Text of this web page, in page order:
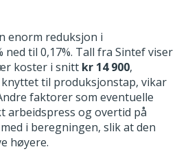
enorm reduksjon i
til 0,17%. Tall fra Sintef viser
koster i snitt kr 14 900,
til produksjonstap, vikar
faktorer som eventuelle
arbeidspress og overtid på
i beregningen, slik at den
høyere.